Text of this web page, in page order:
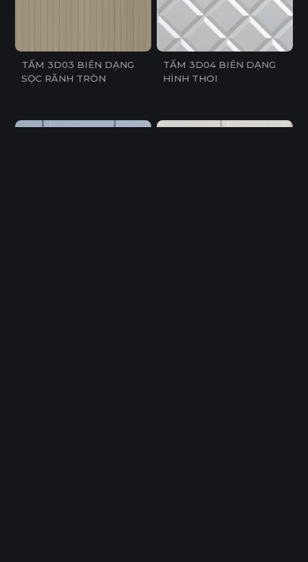
TẤM 3D03 BIÊN DẠNG
SỌC RÃNH TRÒN
TẤM 3D04 BIÊN DẠNG
HÌNH THOI